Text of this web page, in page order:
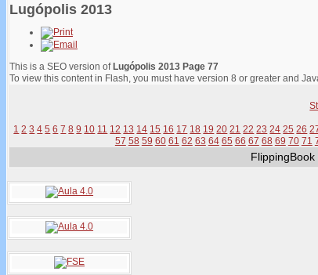
Lugópolis 2013
This is a SEO version of Lugópolis 2013 Page 77
To view this content in Flash, you must have version 8 or greater and
1 2 3 4 5 6 7 8 9 10 11 12 13 14 15 16 17 18 19 20 21 22 23 24 25 26
57 58 59 60 61 62 63 64 65 66 67 68 69 70 71
FlippingBook